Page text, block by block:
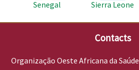
Senegal
Sierra Leone
Contacts
Organização Oeste Africana da Saúde